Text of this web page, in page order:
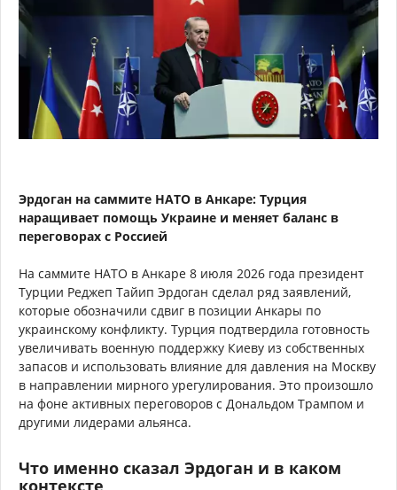
Эрдоган на саммите НАТО в Анкаре: Турция
наращивает помощь Украине и меняет баланс в
переговорах с Россией
На саммите НАТО в Анкаре 8 июля 2026 года президент
Турции Реджеп Тайип Эрдоган сделал ряд заявлений,
которые обозначили сдвиг в позиции Анкары по
украинскому конфликту. Турция подтвердила готовность
увеличивать военную поддержку Киеву из собственных
запасов и использовать влияние для давления на Москву
в направлении мирного урегулирования. Это произошло
на фоне активных переговоров с Дональдом Трампом и
другими лидерами альянса.
Что именно сказал Эрдоган и в каком
контексте